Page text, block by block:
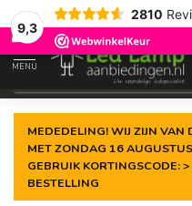
9,3
2810
Gegarandeerde delaagste
MENU
MEDEDELING! WIJ ZIJN VAN
MET ZONDAG 16
GEBRUIK KORTINGSCODE:
BESTELLING